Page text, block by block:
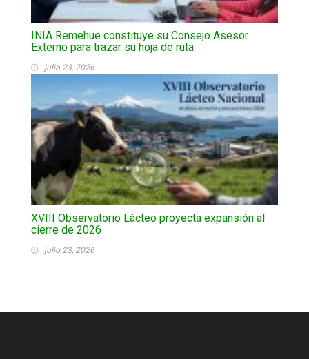
INIA Remehue constituye su Consejo Asesor
Externo para trazar su hoja de ruta
julio 23, 2026
XVIII Observatorio Lácteo proyecta expansión al
cierre de 2026
julio 23, 2026